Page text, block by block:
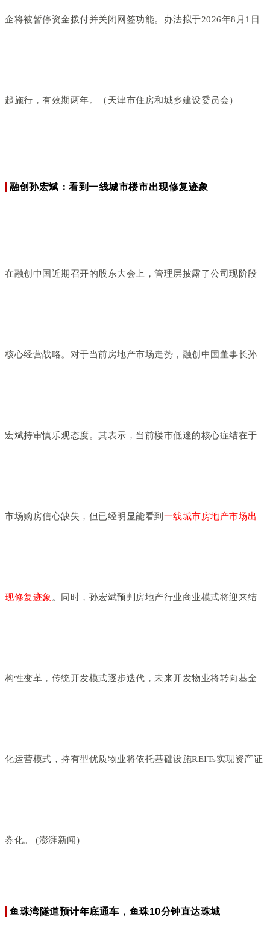
企将被暂停资金拨付并关闭网签功能。办法拟于2026年8月1日
起施行，有效期两年。（天津市住房和城乡建设委员会）
融创孙宏斌：看到一线城市楼市出现修复迹象
在融创中国近期召开的股东大会上，管理层披露了公司现阶段
核心经营战略。对于当前房地产市场走势，融创中国董事长孙
宏斌持审慎乐观态度。其表示，当前楼市低迷的核心症结在于
市场购房信心缺失，但已经明显能看到 一线城市房地产市场出
现修复迹象 。同时，孙宏斌预判房地产行业商业模式将迎来结
构性变革，传统开发模式逐步迭代，未来开发物业将转向基金
化运营模式，持有型优质物业将依托基础设施REITs实现资产证
券化。 (澎湃新闻)
鱼珠湾隧道预计年底通车，鱼珠10分钟直达珠城